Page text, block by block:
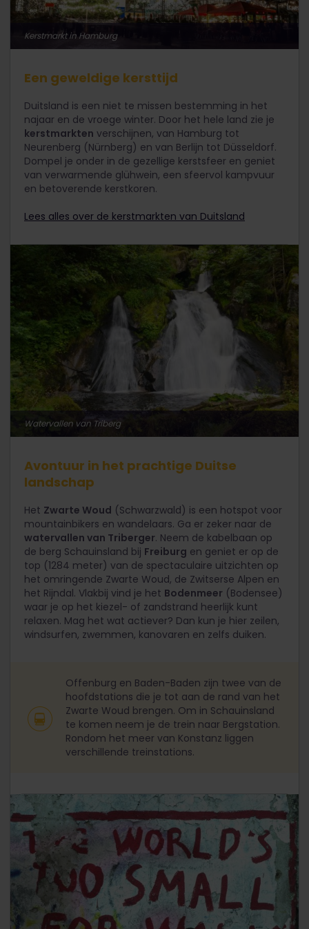
Kerstmarkt in Hamburg
Een geweldige kersttijd
Duitsland is een niet te missen bestemming in het
najaar en de vroege winter. Door het hele land zie je
kerstmarkten verschijnen, van Hamburg tot
Neurenberg (Nürnberg) en van Berlijn tot Düsseldorf.
Dompel je onder in de gezellige kerstsfeer en geniet
van verwarmende glühwein, een sfeervol kampvuur
en betoverende kerstkoren.
Lees alles over de kerstmarkten van Duitsland
Watervallen van Triberg
Avontuur in het prachtige Duitse
landschap
Het Zwarte Woud (Schwarzwald) is een hotspot voor
mountainbikers en wandelaars. Ga er zeker naar de
watervallen van Triberger. Neem de kabelbaan op
de berg Schauinsland bij Freiburg en geniet er op de
top (1284 meter) van de spectaculaire uitzichten op
het omringende Zwarte Woud, de Zwitserse Alpen en
het Rijndal. Vlakbij vind je het Bodenmeer (Bodensee)
waar je op het kiezel- of zandstrand heerlijk kunt
relaxen. Mag het wat actiever? Dan kun je hier zeilen,
windsurfen, zwemmen, kanovaren en zelfs duiken.
Offenburg en Baden-Baden zijn twee van de
hoofdstations die je tot aan de rand van het
Zwarte Woud brengen. Om in Schauinsland
te komen neem je de trein naar Bergstation.
Rondom het meer van Konstanz liggen
verschillende treinstations.